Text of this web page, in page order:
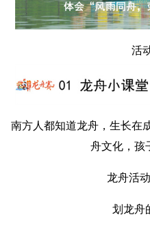
活
南方人都知道龙舟，生长在
舟文化，孩
龙舟活
划龙舟